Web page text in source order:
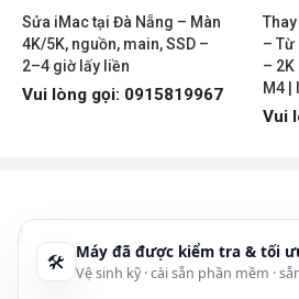
4/ Lỗi Wifi không hiển thị, khi bạn
không hiện danh sách mạng
5/ Tắt chế độ tiết kiệm Pin khi sử
Power)
6/ Máy tính bị lỗi chấm than màu vàng
10/ Máy tính vẫn không bắt được
Nguyên nhân máy tính không nhận sóng
Sửa iMac tại Đà Nẵng – Màn
4K/5K, nguồn, main, SSD –
2–4 giờ lấy liền
Vui lòng gọi: 0915819967
– Từ
– 2K
M4 |
Vui
🛠 Máy đã được kiểm tra & tối
Vệ sinh kỹ · cài sẵn phần mềm ·